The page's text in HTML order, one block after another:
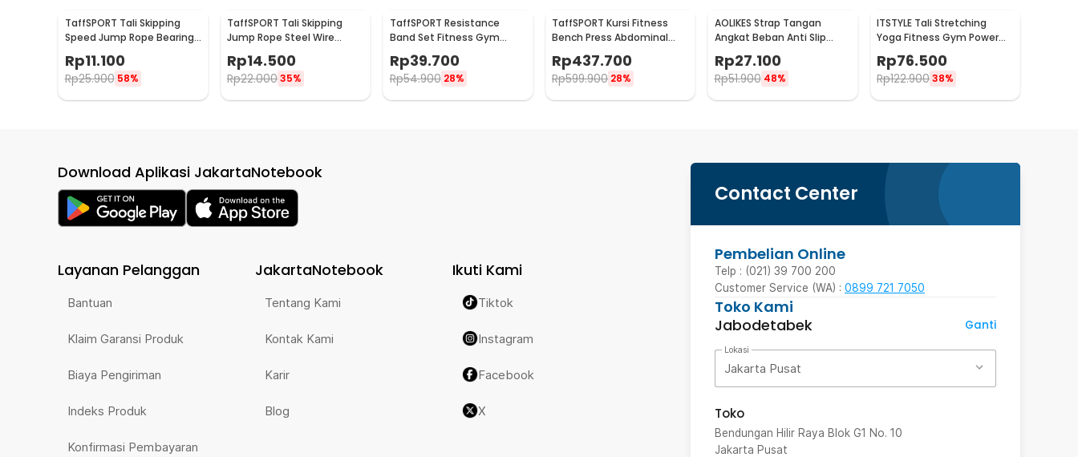
TaffSPORT Tali Skipping
Speed Jump Rope Bearing
JR05
Rp11.100
Rp25.900 58%
TaffSPORT Tali Skipping
Jump Rope Steel Wire
Rp14.500
Rp22.00035%
TaffSPORT Resistance
Band Set Fitness Gym
Yoga Pilates 11 PCS - YR2-11
Rp39.700
Rp54.900 28%
TaffSPORT Kursi Fitness
Bench Press Abdominal
Muscle Foldable - YC-300
Rp437.700
Rp599.900 28%
AOLIKES Strap Tangan
Angkat Beban Anti Slip
7635
Rp27.100
Rp51.900 48%
ITSTYLE Tali Stretching
Yoga Fitness Gym Power
Rope - P3PRO
Rp76.500
Rp122.90038%
Contact Center
Pembelian Online
Telp : (021) 39 700 200
Customer Service (WA) : 0899 721 7050
Toko Kami
Jabodetabek
Ganti
Lokasi
Jakarta Pusat
Toko
Bendungan Hilir Raya Blok G1 No. 10
Jakarta Pusat
Download Aplikasi JakartaNotebook
Layanan Pelanggan
Bantuan
Klaim Garansi Produk
Biaya Pengiriman
Indeks Produk
Konfirmasi Pembayaran
JakartaNotebook
Tentang Kami
Kontak Kami
Karir
Blog
Ikuti Kami
Tiktok
Instagram
Facebook
X